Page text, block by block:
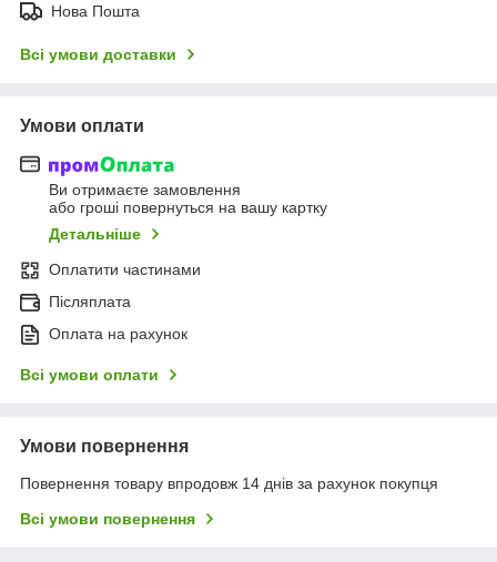
Нова Пошта
Всі умови доставки
Умови оплати
Ви отримаєте замовлення
або гроші повернуться на вашу картку
Детальніше
Оплатити частинами
Післяплата
Оплата на рахунок
Всі умови оплати
Умови повернення
Повернення товару впродовж 14 днів за рахунок покупця
Всі умови повернення